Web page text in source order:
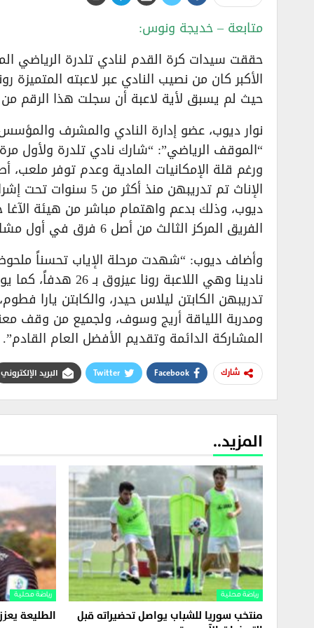
​متابعة – خديجة ونوس:
​حققت سيدات كرة القدم لنادي تلدرة الرياضي
حيث لم يسبق لأية لاعبة أن سجلت هذا الرقم من
​نوار ديوب، عضو إدارة النادي والمشرف
ورغم قلة الإمكانيات المادية وعدم توفر
الإناث تم تدريبهن
ديوب، وذلك بدعم واهتمام مباشر من هيئة
الفريق المركز الثالث من أصل 6 فرق في أول مشاركة له”.
​وأضاف ديوب: “شهدت مرحلة الإياب تحسناً
نادينا وهي
تدريبهن الكابتن ليلاس حيدر، والكابتن يارا
ومدربة اللياقة أريج وسوف، ولجميع من وقف
المشاركة الدائمة وتقديم الأفضل العام القادم”.
شارك Facebook
Twitter البريد الإلكتروني
المزيد..
رياضة محلية
منتخب سوريا للشباب يواصل تحضيراته قبل
رياضة محلية
الطليعة